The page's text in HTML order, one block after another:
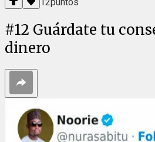
#12 Guárdate tu
dinero